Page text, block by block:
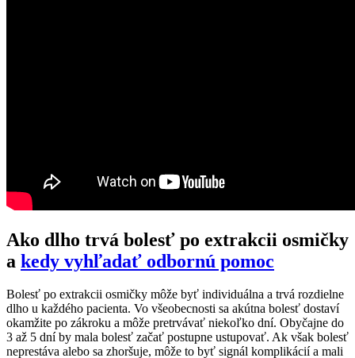
Ako dlho trvá bolesť po extrakcii osmičky
a kedy vyhľadať odbornú pomoc
Bolesť po extrakcii osmičky môže byť individuálna a trvá rozdielne
dlho u každého pacienta. Vo všeobecnosti sa akútna bolesť dostaví
okamžite po zákroku a môže pretrvávať niekoľko dní. Obyčajne do
3 až 5 dní by mala bolesť začať postupne ustupovať. Ak však bolesť
neprestáva alebo sa zhoršuje, môže to byť signál komplikácií a mali